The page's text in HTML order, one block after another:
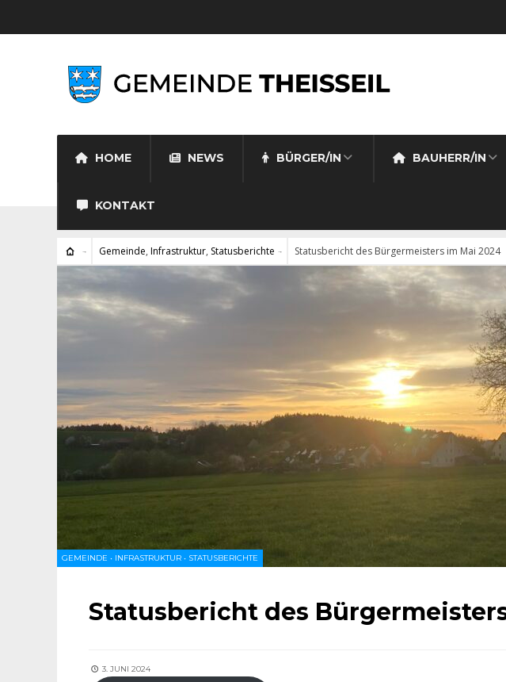
HOME NEWS BÜRGER/IN BAUHERR/IN
KONTAKT
Gemeinde, Infrastruktur, Statusberichte Statusbericht des Bürgermeisters im Mai 2024
GEMEINDE • INFRASTRUKTUR • STATUSBERICHTE
Statusbericht des
3. JUNI 2024